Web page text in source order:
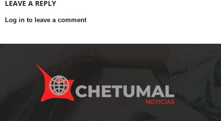
LEAVE A REPLY
Log in to leave a comment